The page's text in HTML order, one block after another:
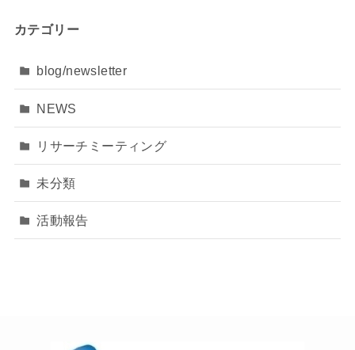
カテゴリー
blog/newsletter
NEWS
リサーチミーティング
未分類
活動報告